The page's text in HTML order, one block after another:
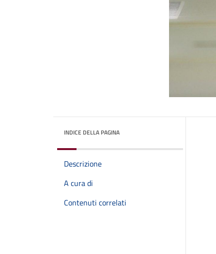
INDICE DELLA PAGINA
Descrizione
A cura di
Contenuti correlati